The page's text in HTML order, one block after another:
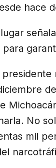
hace
No
mil